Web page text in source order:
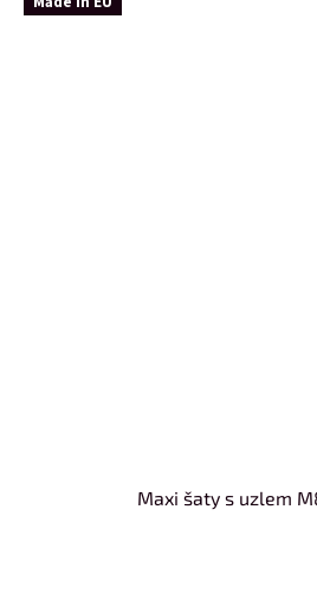
Maxi šaty s uzlem